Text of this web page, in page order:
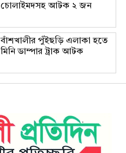
চোলাইমদসহ আটক ২ জন
বাঁশখালীর পুঁইছড়ি এলাকা হতে
মিনি ডাম্পার ট্রাক আটক